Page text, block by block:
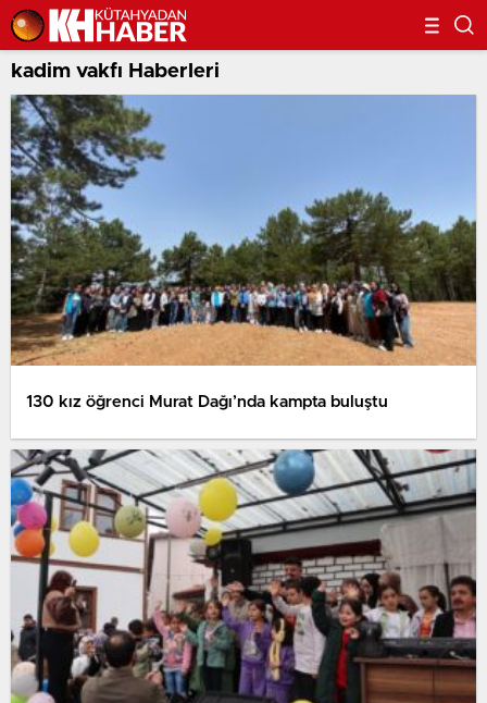
kadim vakfı Haberleri
130 kız öğrenci Murat Dağı’nda kampta buluştu